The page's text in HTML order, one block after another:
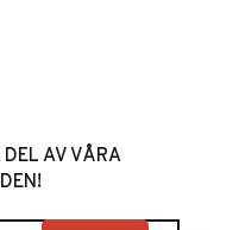
DEL AV VÅRA